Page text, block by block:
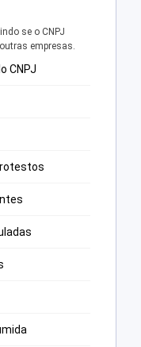
se o CNPJ
empresas.
CNPJ